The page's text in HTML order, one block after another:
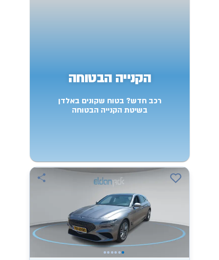
הקנייה הבטוחה
רכב חדש? בטוח שקונים באלדן
בשיטת הקנייה הבטוחה